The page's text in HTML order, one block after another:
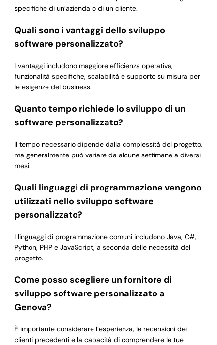
specifiche di un’azienda o di un cliente.
Quali sono i vantaggi dello sviluppo
software personalizzato?
I vantaggi includono maggiore efficienza operativa,
funzionalità specifiche, scalabilità e supporto su misura per
le esigenze del business.
Quanto tempo richiede lo sviluppo di un
software personalizzato?
Il tempo necessario dipende dalla complessità del progetto,
ma generalmente può variare da alcune settimane a diversi
mesi.
Quali linguaggi di programmazione vengono
utilizzati nello sviluppo software
personalizzato?
I linguaggi di programmazione comuni includono Java, C#,
Python, PHP e JavaScript, a seconda delle necessità del
progetto.
Come posso scegliere un fornitore di
sviluppo software personalizzato a
Genova?
È importante considerare l’esperienza, le recensioni dei
clienti precedenti e la capacità di comprendere le tue